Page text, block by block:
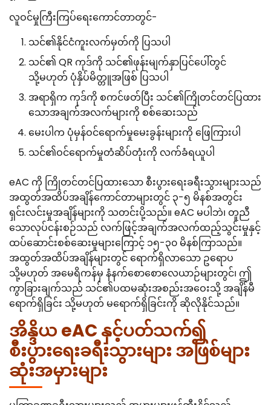
လူဝင်မှုကြီးကြပ်ရေးကောင်တာတွင်-
သင်၏နိုင်ငံကူးလက်မှတ်ကို ပြသပါ
သင်၏ QR ကုဒ်ကို သင်၏ဖုန်းမျက်နှာပြင်ပေါ်တွင်
သို့မဟုတ် ပုံနှိပ်မိတ္တူအဖြစ် ပြသပါ
အရာရှိက ကုဒ်ကို စကင်ဖတ်ပြီး သင်၏ကြိုတင်တင်ပြထား
သောအချက်အလက်များကို စစ်ဆေးသည်
မေးပါက ပုံမှန်ဝင်ရောက်မှုမေးခွန်းများကို ဖြေကြားပါ
သင်၏ဝင်ရောက်မှုတံဆိပ်တုံးကို လက်ခံရယူပါ
eAC ကို ကြိုတင်တင်ပြထားသော စီးပွားရေးခရီးသွားများသည်
အထွတ်အထိပ်အချိန်ကောင်တာများတွင် ၃-၅ မိနစ်အတွင်း
ရှင်းလင်းမှုအချိန်များကို သတင်းပို့သည်။ eAC မပါဘဲ၊ တူညီ
သောလုပ်ငန်းစဉ်သည် လက်ဖြင့်အချက်အလက်ထည့်သွင်းမှုနှင့်
ထပ်ဆောင်းစစ်ဆေးမှုများကြောင့် ၁၅-၃၀ မိနစ်ကြာသည်။
အထွတ်အထိပ်အချိန်များတွင် ရောက်ရှိလာသော ဥရောပ
သို့မဟုတ် အမေရိကန်မှ နံနက်စောစောလေယာဉ်များတွင်၊ ဤ
ကွာခြားချက်သည် သင်၏ပထမဆုံးအစည်းအဝေးသို့ အချိန်မီ
ရောက်ရှိခြင်း သို့မဟုတ် မရောက်ရှိခြင်းကို ဆိုလိုနိုင်သည်။
အိန္ဒိယ eAC နှင့်ပတ်သက်၍
စီးပွားရေးခရီးသွားများ အဖြစ်များ
ဆုံးအမှားများ